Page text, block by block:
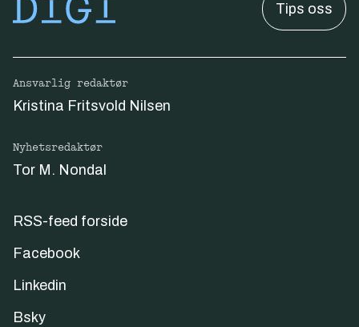
Tips oss
Ansvarlig redaktør
Kristina Fritsvold Nilsen
Nyhetsredaktør
Tor M. Nondal
RSS-feed forside
Facebook
Linkedin
Bsky